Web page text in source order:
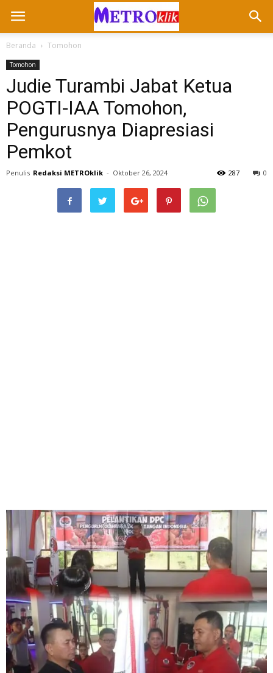
Beranda Tomohon
Tomohon
Judie Turambi Jabat Ketua
POGTI-IAA Tomohon,
Pengurusnya Diapresiasi
Pemkot
Penulis Redaksi METROklik - Oktober 26, 2024 0
287